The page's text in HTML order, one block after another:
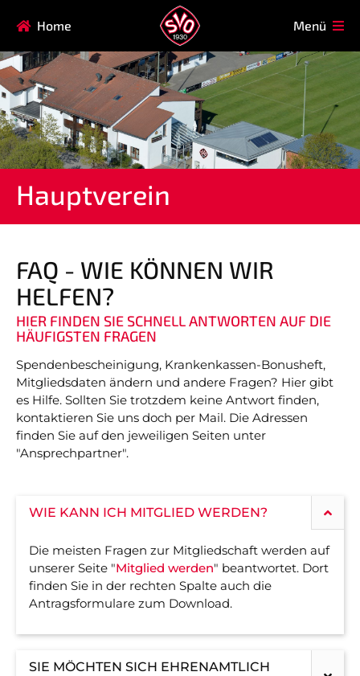
Home Menü
Hauptverein
FAQ - WIE KÖNNEN WIR
HELFEN?
HIER FINDEN SIE SCHNELL ANTWORTEN AUF DIE
HÄUFIGSTEN FRAGEN
Spendenbescheinigung, Krankenkassen-Bonusheft,
Mitgliedsdaten ändern und andere Fragen? Hier gibt
es Hilfe. Sollten Sie trotzdem keine Antwort finden,
kontaktieren Sie uns doch per Mail. Die Adressen
finden Sie auf den jeweiligen Seiten unter
"Ansprechpartner".
WIE KANN ICH MITGLIED WERDEN?
Die meisten Fragen zur Mitgliedschaft werden auf
unserer Seite "Mitglied werden" beantwortet. Dort
finden Sie in der rechten Spalte auch die
Antragsformulare zum Download.
SIE MÖCHTEN SICH EHRENAMTLICH
Navigation
überspringen
HAUPTVEREIN
MITGLIEDSCHAFT
FAQ
Navigation
überspringen
AIKIDO
EISSTOCK
FITNESSKURSE
FUSSBALL
GARDE
GESUNDHEITSSPORT
KINDERTURNEN
KYUDO
REHASPORT
TAEKWONDO
TENNIS
Navigation
überspringen
SVO
Vorstand
Mitgliedschaft
Ehrenmitglieder
Sportabteilungen
INFO
News
Alle Termine
Anfahrt
VEREIN
Schutzkonzept
KOOPERATIONEN